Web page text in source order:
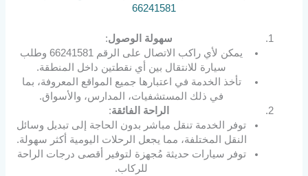
66241581
سهولة الوصول:
يمكن لأي راكب الاتصال على الرقم 66241581 وطلب
سيارة للانتقال بين أي نقطتين داخل المنطقة.
تأخذ الخدمة في اعتبارها جميع المواقع المعروفة، بما
في ذلك المستشفيات، المدارس، والأسواق.
الراحة الفائقة:
توفر الخدمة تنقل مباشر بدون الحاجة إلى تبديل وسائل
النقل المختلفة، مما يجعل الرحلات اليومية أكثر سهولة.
توفر سيارات حديثة مُجهزة لتوفير أقصى درجات الراحة
للركاب.